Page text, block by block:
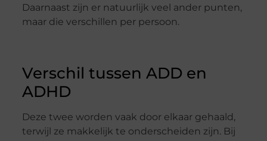
Daarnaast zijn er natuurlijk veel ander punten,
maar die verschillen per persoon.
Verschil tussen ADD en
ADHD
Deze twee worden vaak door elkaar gehaald,
terwijl ze makkelijk te onderscheiden zijn. Bij